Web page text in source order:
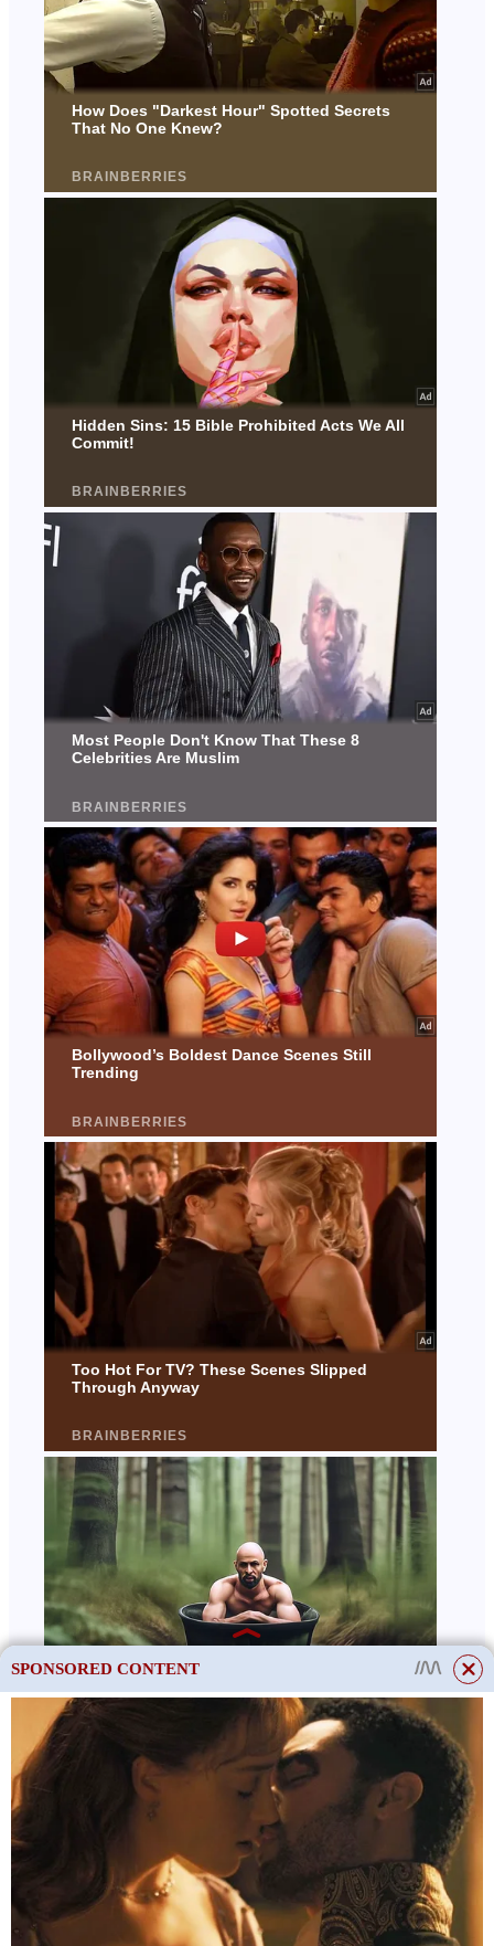
SPONSORED CONTENT